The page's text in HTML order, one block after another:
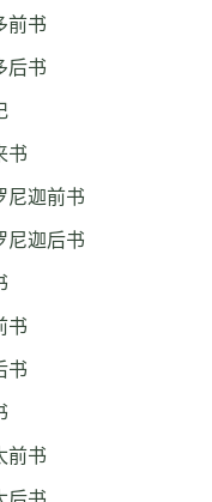
前书
后书
书
尼迦前书
尼迦后书
书
书
前书